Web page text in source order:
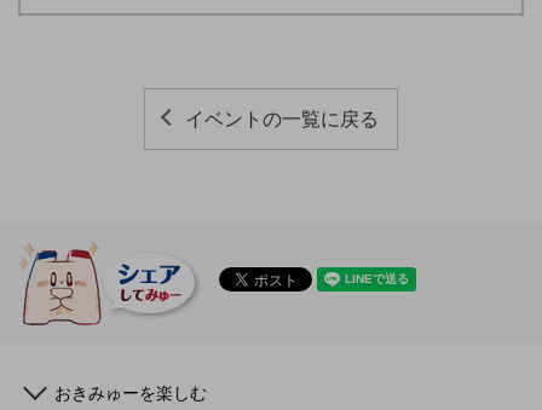
イベントの一覧に戻る
おきみゅーを楽しむ